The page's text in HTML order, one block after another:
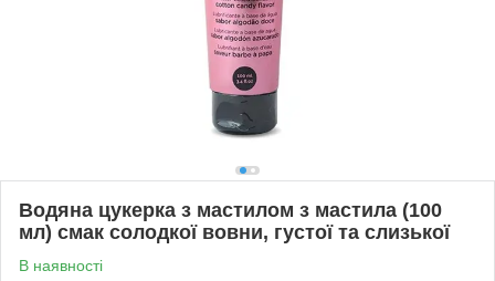
Водяна цукерка з мастилом з мастила (100
мл) смак солодкої вовни, густої та слизької
В наявності